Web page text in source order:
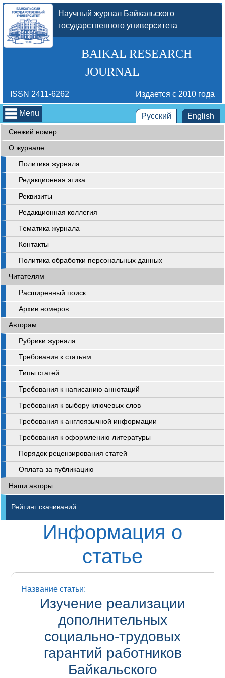
Научный журнал Байкальского
государственного университета
BAIKAL RESEARCH
JOURNAL
ISSN 2411-6262 Издается с 2010 года
Menu Русский English
Свежий номер
О журнале
Политика журнала
Редакционная этика
Реквизиты
Редакционная коллегия
Тематика журнала
Контакты
Политика обработки персональных данных
Читателям
Расширенный поиск
Архив номеров
Авторам
Рубрики журнала
Требования к статьям
Типы статей
Требования к написанию аннотаций
Требования к выбору ключевых слов
Требования к англоязычной информации
Требования к оформлению литературы
Порядок рецензирования статей
Оплата за публикацию
Наши авторы
Рейтинг скачиваний
Информация о
статье
Название статьи:
Изучение реализации
дополнительных
социально-трудовых
гарантий работников
Байкальского